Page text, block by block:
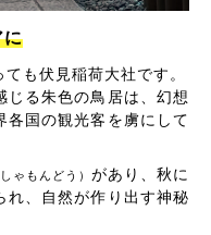
に
も伏見稲荷大社です。
じる朱色の鳥居は、幻想
各国の観光客を虜にして
しゃもんどう） があり、秋に
れ、自然が作り出す神秘